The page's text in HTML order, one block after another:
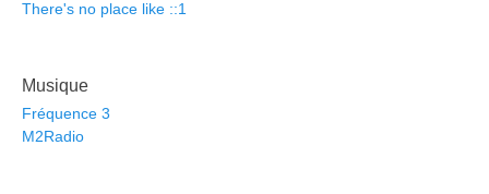
There's no place like ::1
Musique
Fréquence 3
M2Radio